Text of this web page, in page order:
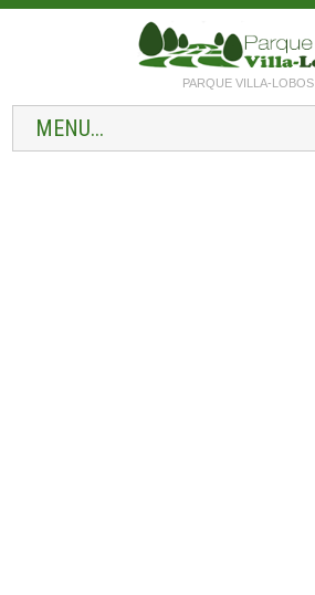
PARQUE VILLA-LOBOS
MENU...